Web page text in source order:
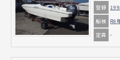
登録
船検
R8
定員 -